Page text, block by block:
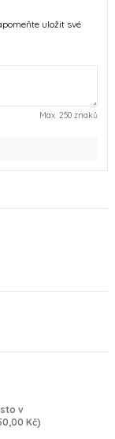
uložit své
Max. 250 znaků
v
Kč)